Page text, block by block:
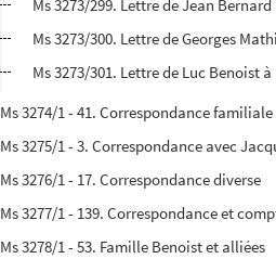
Ms 3273/299. Lettre de Jean Bernard
Ms 3273/300. Lettre de Georges
Ms 3273/301. Lettre de Luc Benoist
Ms 3274/1 - 41. Correspondance
Ms 3275/1 - 3. Correspondance avec
Ms 3276/1 - 17. Correspondance diverse
Ms 3277/1 - 139. Correspondance et
Ms 3278/1 - 53. Famille Benoist et alliées